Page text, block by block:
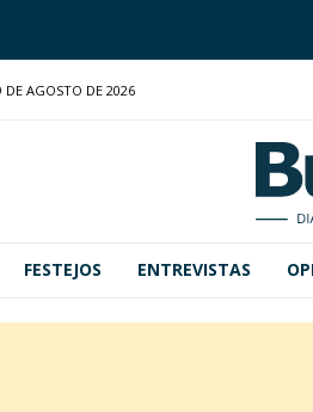
AGOSTO DE 2026
FESTEJOS ENTREVISTAS